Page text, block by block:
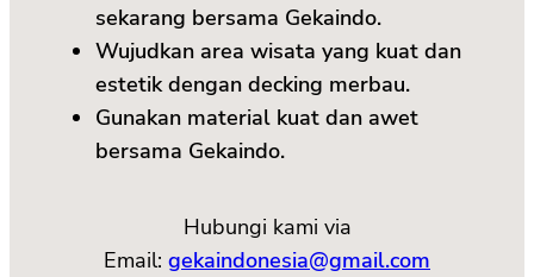
sekarang bersama Gekaindo.
Wujudkan area wisata yang kuat dan
estetik dengan decking merbau.
Gunakan material kuat dan awet
bersama Gekaindo.
Hubungi kami via
Email: gekaindonesia@gmail.com